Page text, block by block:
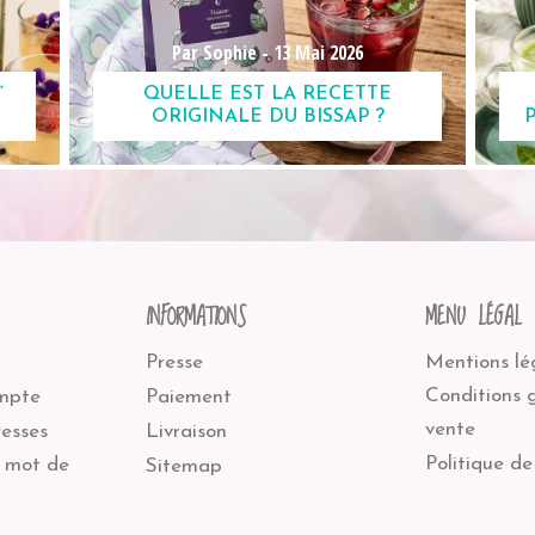
Par Sophie -13 Mai 2026
QUELLE EST LA RECETTE
ORIGINALE DU BISSAP ?
mot de
INFORMATIONS
Presse
Paiement
Livraison
Sitemap
MENU LÉGAL
Mentions
Conditions
vente
Politique